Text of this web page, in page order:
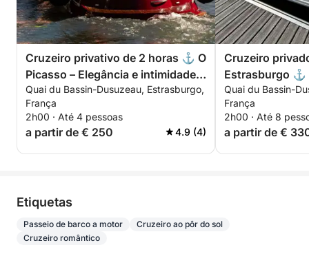
Cruzeiro privativo de 2 horas ⚓ O
Picasso – Elegância e intimidade
em Estrasburgo
Quai du Bassin-Dusuzeau, Estrasburgo,
França
2h00 · Até 4 pessoas
a partir de € 250 4.9 (4)
Cruzeiro
Estrasburgo ⚓
Experiência
Quai du Bassin-
França
2h00 · Até 8
a partir de €
Etiquetas
Passeio de barco a motor
Cruzeiro ao pôr do sol
Cruzeiro romântico